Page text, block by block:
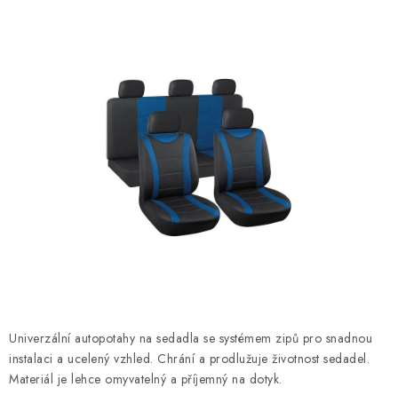
O nás Doprava Značky Kontakty
Reklamace
Zásady zpracování osobních údajů
Univerzální autopotahy na sedadla se systémem zipů pro snadnou
instalaci a ucelený vzhled. Chrání a prodlužuje životnost sedadel.
Materiál je lehce omyvatelný a příjemný na dotyk.